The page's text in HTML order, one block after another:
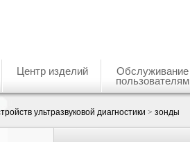
Центр изделий
Обслуживание
пользователям
ультразвуковой диагностики > зонды